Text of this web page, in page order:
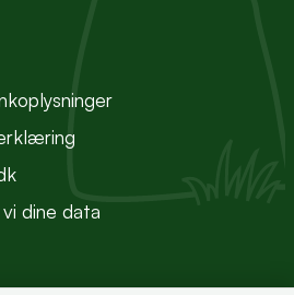
dine data